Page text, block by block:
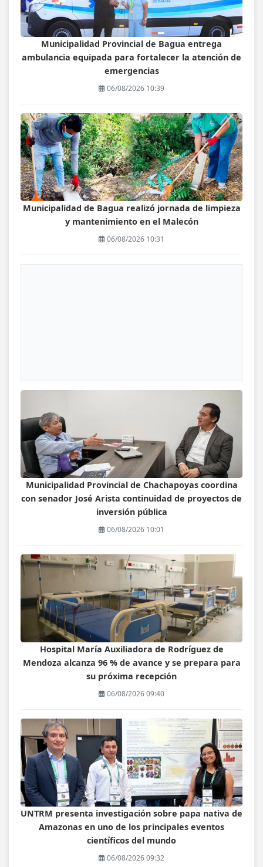
Municipalidad Provincial de Bagua entrega
ambulancia equipada para fortalecer la atención de
emergencias
06/08/2026 10:39
Municipalidad de Bagua realizó jornada de limpieza
y mantenimiento en el Malecón
06/08/2026 10:31
Municipalidad Provincial de Chachapoyas coordina
con senador José Arista continuidad de proyectos de
inversión pública
06/08/2026 10:01
Hospital María Auxiliadora de Rodríguez de
Mendoza alcanza 96 % de avance y se prepara para
su próxima recepción
06/08/2026 09:40
UNTRM presenta investigación sobre papa nativa de
Amazonas en uno de los principales eventos
científicos del mundo
06/08/2026 09:32